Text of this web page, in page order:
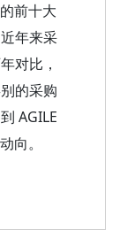
前十大
年来采
对比，
的采购
AGILE
向。